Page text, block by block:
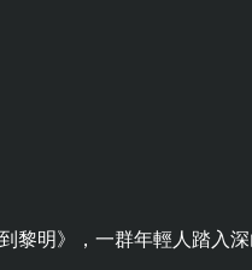
黎明》，一群年輕人踏入深